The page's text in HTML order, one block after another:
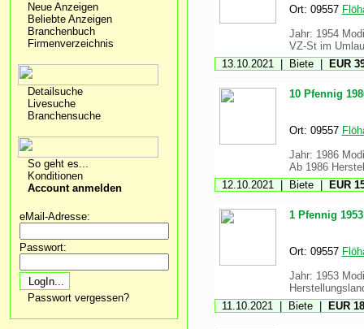
Neue Anzeigen
Beliebte Anzeigen
Branchenbuch
Firmenverzeichnis
Detailsuche
Livesuche
Branchensuche
So geht es...
Konditionen
Account anmelden
eMail-Adresse:
Passwort:
Passwort vergessen?
Ort: 09557
Jahr: 1954
VZ-St im
13.10.2021 | Biete |
EUR
10 Pfennig
Ort: 09557
Jahr: 1986
Ab 1986
12.10.2021 | Biete |
EUR
1 Pfennig
Ort: 09557
Jahr: 1953
11.10.2021 | Biete |
EUR